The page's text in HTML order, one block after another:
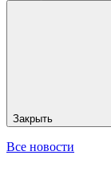
Закрыть
Все новости